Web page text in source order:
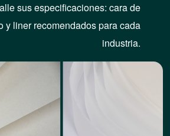
sus especificaciones: cara de
y liner recomendados para cada
industria.